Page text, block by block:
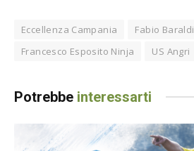
Eccellenza Campania
Fabio Baraldi
Francesco Esposito Ninja
US Angri
Potrebbe interessarti